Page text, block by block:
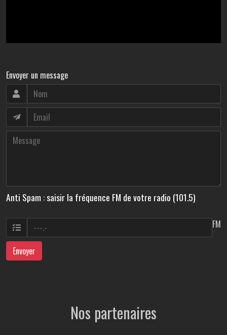
Envoyer un message
Anti Spam : saisir la fréquence FM de votre radio (101.5)
FM
Envoyer
Nos partenaires